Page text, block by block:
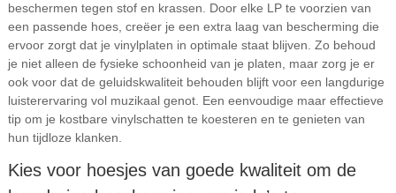
beschermen tegen stof en krassen. Door elke LP te voorzien van
een passende hoes, creëer je een extra laag van bescherming die
ervoor zorgt dat je vinylplaten in optimale staat blijven. Zo behoud
je niet alleen de fysieke schoonheid van je platen, maar zorg je er
ook voor dat de geluidskwaliteit behouden blijft voor een langdurige
luisterervaring vol muzikaal genot. Een eenvoudige maar effectieve
tip om je kostbare vinylschatten te koesteren en te genieten van
hun tijdloze klanken.
Kies voor hoesjes van goede kwaliteit om de